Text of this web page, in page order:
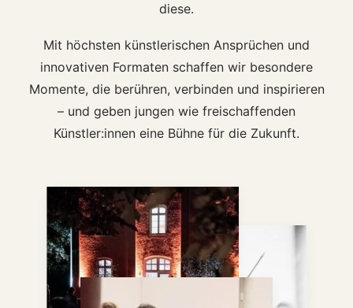
diese.
Mit höchsten künstlerischen Ansprüchen und
innovativen Formaten schaffen wir besondere
Momente, die berühren, verbinden und inspirieren
– und geben jungen wie freischaffenden
Künstler:innen eine Bühne für die Zukunft.